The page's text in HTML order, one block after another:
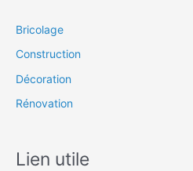
Bricolage
Construction
Décoration
Rénovation
Lien utile